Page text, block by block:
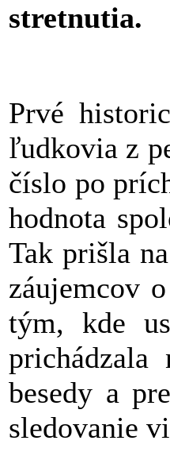
stretnutia.
Prvé
ľudkovia z
číslo po
hodnota
Tak prišla
záujemcov
tým, kde
prichádzala
besedy a
sledovanie